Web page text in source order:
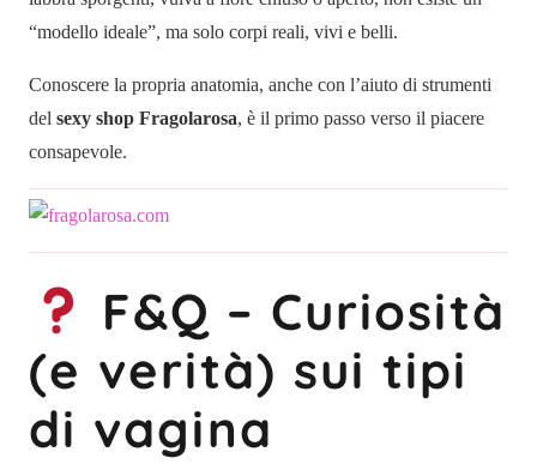
“modello ideale”, ma solo corpi reali, vivi e belli.
Conoscere la propria anatomia, anche con l’aiuto di strumenti
del sexy shop Fragolarosa, è il primo passo verso il piacere
consapevole.
F&Q – Curiosità
(e verità) sui tipi
di vagina